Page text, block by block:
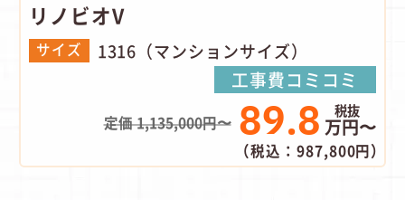
リノビオV
サイズ 1316（マンションサイズ）
工事費コミコミ
定価 1,135,000円〜 89.8 万円〜
（税込：987,800円）